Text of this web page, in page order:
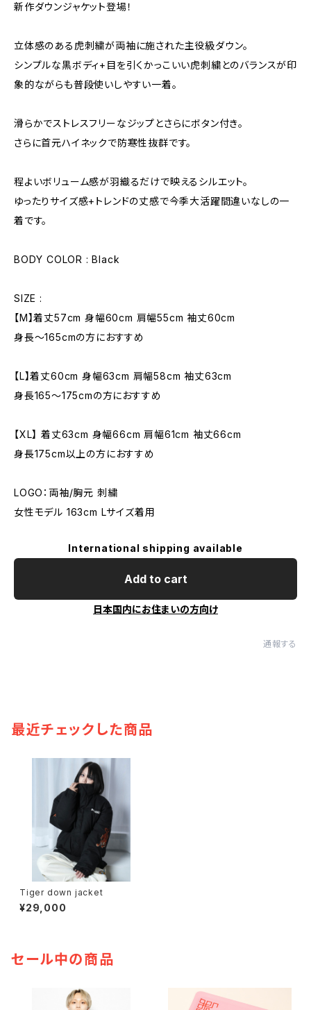
新作ダウンジャケット登場！
立体感のある虎刺繍が両袖に施された主役級ダウン。
シンプルな黒ボディ+目を引くかっこいい虎刺繍とのバランスが印
象的ながらも普段使いしやすい一着。
滑らかでストレスフリーなジップとさらにボタン付き。
さらに首元ハイネックで防寒性抜群です。
程よいボリューム感が羽織るだけで映えるシルエット。
ゆったりサイズ感+トレンドの丈感で今季大活躍間違いなしの一
着です。
BODY COLOR : Black
SIZE :
【M】着丈57cm 身幅60cm 肩幅55cm 袖丈60cm
身長〜165cmの方におすすめ
【L】着丈60cm 身幅63cm 肩幅58cm 袖丈63cm
身長165〜175cmの方におすすめ
【XL】 着丈63cm 身幅66cm 肩幅61cm 袖丈66cm
身長175cm以上の方におすすめ
LOGO：両袖/胸元 刺繍
女性モデル 163cm Lサイズ着用
International shipping available
Add to cart
日本国内にお住まいの方向け
通報する
最近チェックした商品
Tiger down jacket
¥29,000
セール中の商品